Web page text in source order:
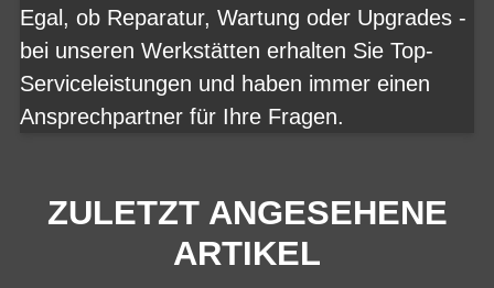
Egal, ob Reparatur, Wartung oder Upgrades -
bei unseren Werkstätten erhalten Sie Top-
Serviceleistungen und haben immer einen
Ansprechpartner für Ihre Fragen.
ZULETZT ANGESEHENE
ARTIKEL